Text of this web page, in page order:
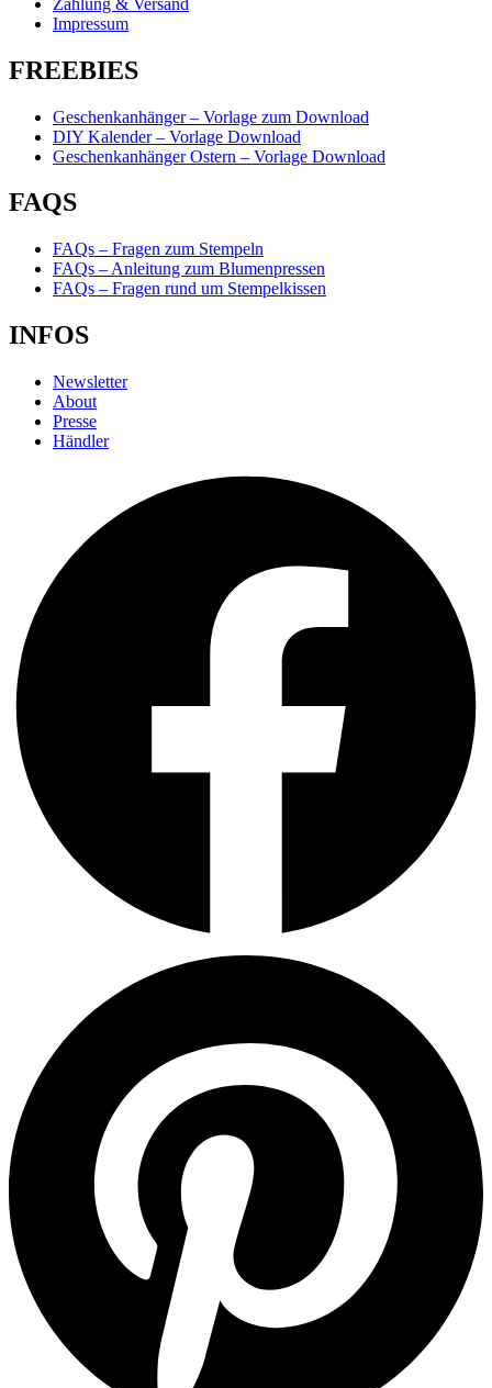
Impressum
FREEBIES
Geschenkanhänger – Vorlage zum Download
DIY Kalender – Vorlage Download
Geschenkanhänger Ostern – Vorlage Download
FAQS
FAQs – Fragen zum Stempeln
FAQs – Anleitung zum Blumenpressen
FAQs – Fragen rund um Stempelkissen
INFOS
Newsletter
About
Presse
Händler